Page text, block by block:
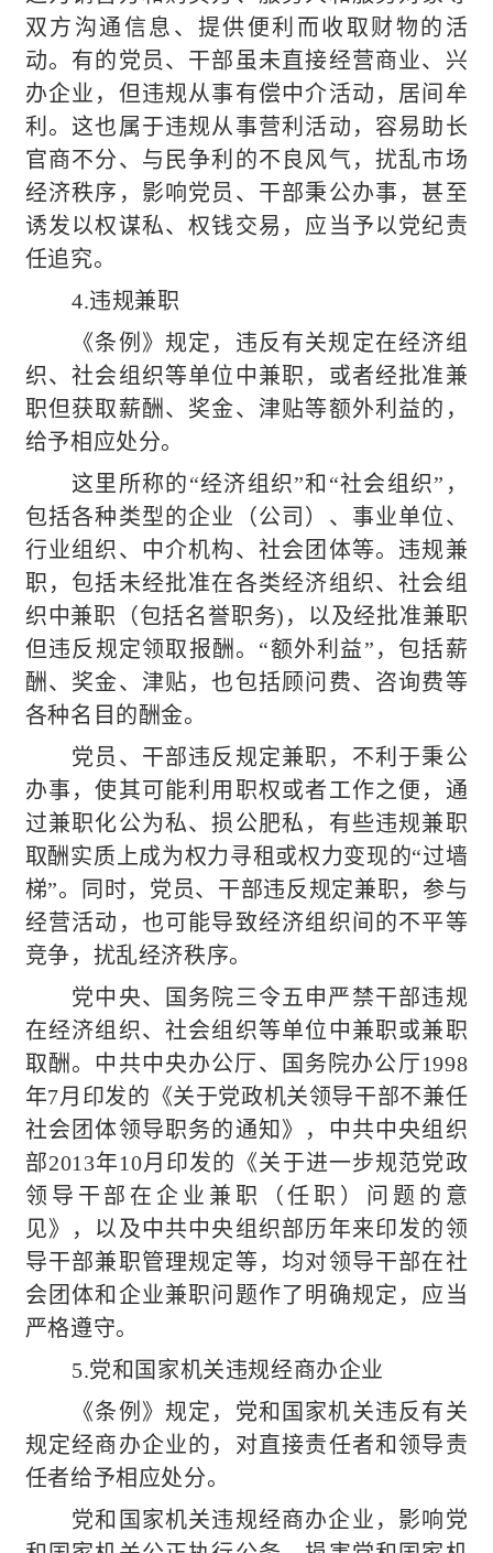
双方沟通信息、提供便利而收取财物的活
动。有的党员、干部虽未直接经营商业、兴
办企业，但违规从事有偿中介活动，居间牟
利。这也属于违规从事营利活动，容易助长
官商不分、与民争利的不良风气，扰乱市场
经济秩序，影响党员、干部秉公办事，甚至
诱发以权谋私、权钱交易，应当予以党纪责
任追究。
4.违规兼职
《条例》规定，违反有关规定在经济组
织、社会组织等单位中兼职，或者经批准兼
职但获取薪酬、奖金、津贴等额外利益的，
给予相应处分。
这里所称的“经济组织”和“社会组织”，
包括各种类型的企业（公司）、事业单位、
行业组织、中介机构、社会团体等。违规兼
职，包括未经批准在各类经济组织、社会组
织中兼职（包括名誉职务)，以及经批准兼职
但违反规定领取报酬。“额外利益”，包括薪
酬、奖金、津贴，也包括顾问费、咨询费等
各种名目的酬金。
党员、干部违反规定兼职，不利于秉公
办事，使其可能利用职权或者工作之便，通
过兼职化公为私、损公肥私，有些违规兼职
取酬实质上成为权力寻租或权力变现的“过墙
梯”。同时，党员、干部违反规定兼职，参与
经营活动，也可能导致经济组织间的不平等
竞争，扰乱经济秩序。
党中央、国务院三令五申严禁干部违规
在经济组织、社会组织等单位中兼职或兼职
取酬。中共中央办公厅、国务院办公厅1998
年7月印发的《关于党政机关领导干部不兼任
社会团体领导职务的通知》，中共中央组织
部2013年10月印发的《关于进一步规范党政
领导干部在企业兼职（任职）问题的意
见》，以及中共中央组织部历年来印发的领
导干部兼职管理规定等，均对领导干部在社
会团体和企业兼职问题作了明确规定，应当
严格遵守。
5.党和国家机关违规经商办企业
《条例》规定，党和国家机关违反有关
规定经商办企业的，对直接责任者和领导责
任者给予相应处分。
党和国家机关违规经商办企业，影响党